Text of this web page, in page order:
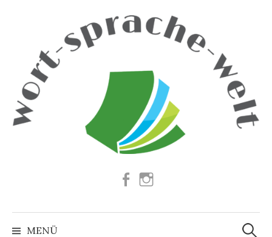
Facebook
MENÜ
Suchen
nach: